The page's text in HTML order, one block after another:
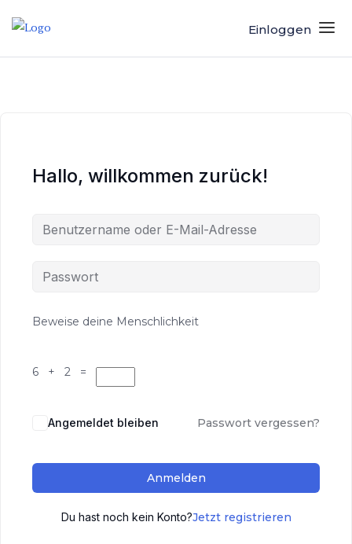
Einloggen
Hallo, willkommen zurück!
Beweise deine Menschlichkeit
6 + 2 =
Angemeldet bleiben Passwort vergessen?
Anmelden
Du hast noch kein Konto?Jetzt registrieren